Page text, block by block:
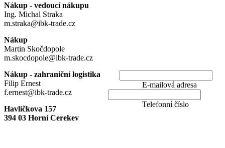
Nákup - vedoucí nákupu
Ing. Michal Straka
m.straka@ibk-trade.cz
Nákup
Martin Skočdopole
m.skocdopole@ibk-trade.cz
Nákup - zahraniční logistika
Filip Ernest
f.ernest@ibk-trade.cz
Havlíčkova 157
394 03 Horní Cerekev
E-mailová adresa
Telefonní číslo